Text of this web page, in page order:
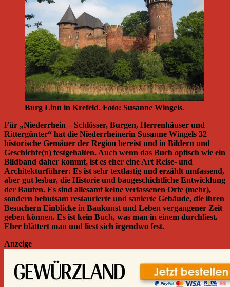
Burg Linn in Krefeld. Foto: Susanne Wingels.
Für „Niederrhein – Schlösser, Burgen, Herrenhäuser und
Rittergünter“ hat die Niederrheinerin Susanne Wingels 32
historische Gemäuer der Region bereist und in Bildern und
Geschichte(n) festgehalten. Auch wenn das Buch optisch wie ein
Bildband daher kommt, ist es eher eine Art Reise- und
Architekturführer: Es ist sehr textlastig und erzählt umfassend,
aber gut lesbar, die Historie und baugeschichtliche Entwicklung
der Bauten. Es sind allesamt keine verlassenen Orte (mehr),
sondern behutsam restaurierte und sanierte Gebäude, die ihren
Besuchern Einblicke in Baukunst und Leben vergangener Zeit
geben können. Es ist kein Buch, was man in einem durchliest.
Eher blättert man und liest sich irgendwo fest.
Anzeige